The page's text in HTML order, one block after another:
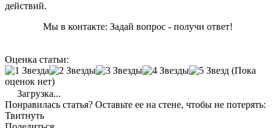
действий.
Мы в контакте: Задай вопрос - получи ответ!
Оценка статьи:
(Пока
оценок нет)
Загрузка...
Понравилась статья? Оставьте ее на стене, чтобы не потерять:
Твитнуть